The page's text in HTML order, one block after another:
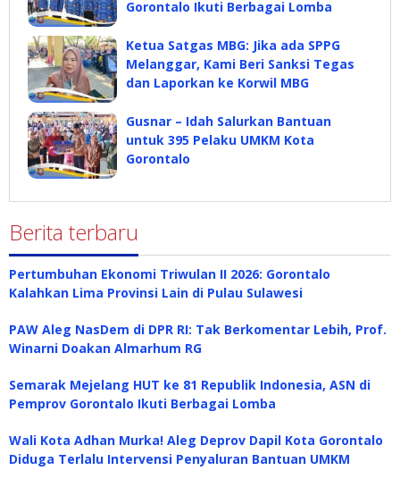
Gorontalo Ikuti Berbagai Lomba
Ketua Satgas MBG: Jika ada SPPG
Melanggar, Kami Beri Sanksi Tegas
dan Laporkan ke Korwil MBG
Gusnar – Idah Salurkan Bantuan
untuk 395 Pelaku UMKM Kota
Gorontalo
Berita terbaru
Pertumbuhan Ekonomi Triwulan II 2026: Gorontalo
Kalahkan Lima Provinsi Lain di Pulau Sulawesi
PAW Aleg NasDem di DPR RI: Tak Berkomentar Lebih, Prof.
Winarni Doakan Almarhum RG
Semarak Mejelang HUT ke 81 Republik Indonesia, ASN di
Pemprov Gorontalo Ikuti Berbagai Lomba
Wali Kota Adhan Murka! Aleg Deprov Dapil Kota Gorontalo
Diduga Terlalu Intervensi Penyaluran Bantuan UMKM